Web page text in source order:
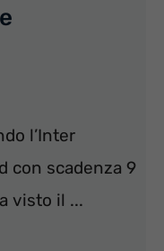
l’Inter
con scadenza 9
visto il ...